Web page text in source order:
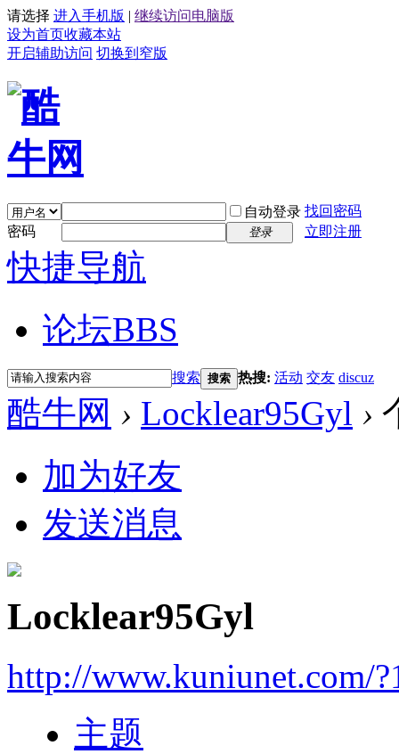
请选择 进入手机版 | 继续访问电脑版
设为首页收藏本站
开启辅助访问 切换到窄版
自动登录 找回密码
密码
登录 立即注册
快捷导航
论坛BBS
搜索 搜索 热搜: 活动 交友 discuz
酷牛网 › Locklear95Gyl ›
加为好友
发送消息
Locklear95Gyl
http://www.kuniunet.com/
主题